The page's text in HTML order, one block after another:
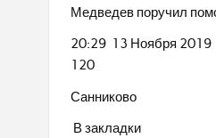
Медведев поручил
20:29 13 Ноября 2019
120
Санниково
В закладки